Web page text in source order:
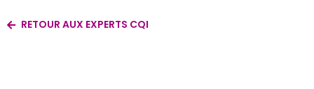
RETOUR AUX EXPERTS CQI